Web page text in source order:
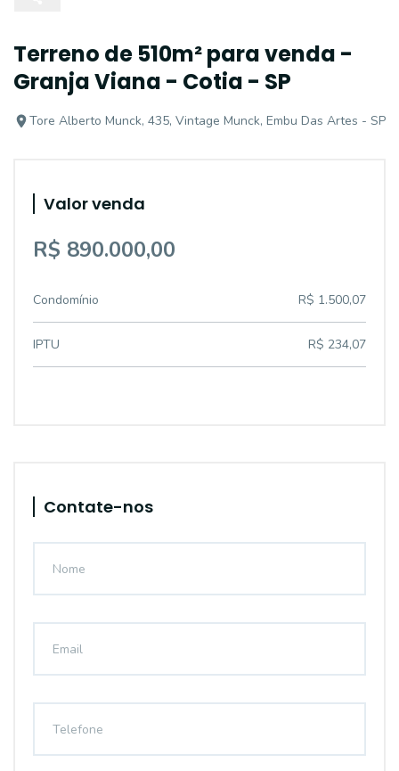
Terreno de 510m² para venda -
Granja Viana - Cotia - SP
Tore Alberto Munck, 435, Vintage Munck, Embu Das Artes - SP
Valor venda
R$ 890.000,00
Condomínio R$ 1.500,07
IPTU R$ 234,07
Contate-nos